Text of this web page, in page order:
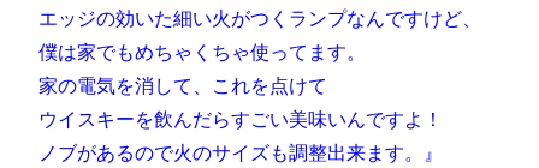
エッジの効いた細い火がつくランプなんですけど、
僕は家でもめちゃくちゃ使ってます。
家の電気を消して、これを点けて
ウイスキーを飲んだらすごい美味いんですよ！
ノブがあるので火のサイズも調整出来ます。』